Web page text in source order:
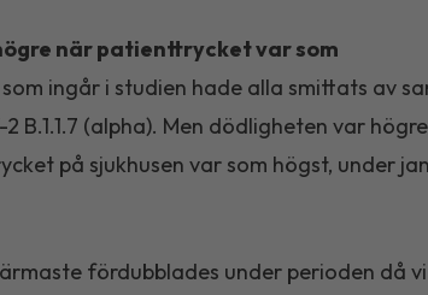
när patienttrycket var som
ingår i studien hade alla smittats av
2 B.1.1.7 (alpha). Men dödligheten var
på sjukhusen var som högst, under
fördubblades under perioden då